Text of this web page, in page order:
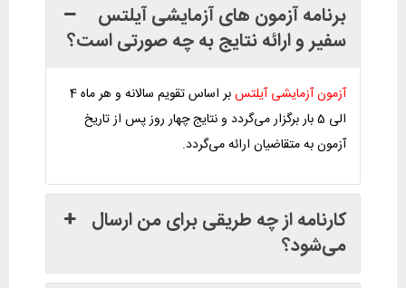
برنامه آزمون های آزمایشی آیلتس
سفیر و ارائه نتایج به چه صورتی است؟
آزمون آزمایشی آیلتس
بر اساس تقویم سالانه و هر ماه 4
الی 5 بار برگزار می‌گردد و نتایج چهار روز پس از تاریخ
آزمون به متقاضیان ارائه می‌گردد.
کارنامه از چه طریقی برای من ارسال
می‌شود؟